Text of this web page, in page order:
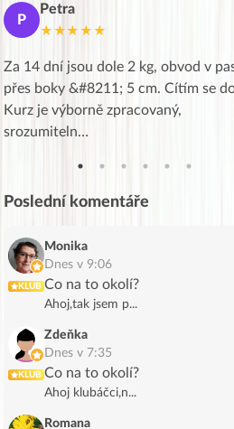
P
Petra
★★★★★
Za 14 dní jsou dole 2 kg, obvod v
přes boky &#8211; 5 cm. Cítím se
Kurz je výborně zpracovaný,
srozumiteln…
Poslední komentáře
KLUB
Monika
Dnes v 9:06
Co na to okolí?
Ahoj,tak jsem p...
KLUB
Zdeňka
Dnes v 7:35
Co na to okolí?
Ahoj klubáčci,n...
Romana